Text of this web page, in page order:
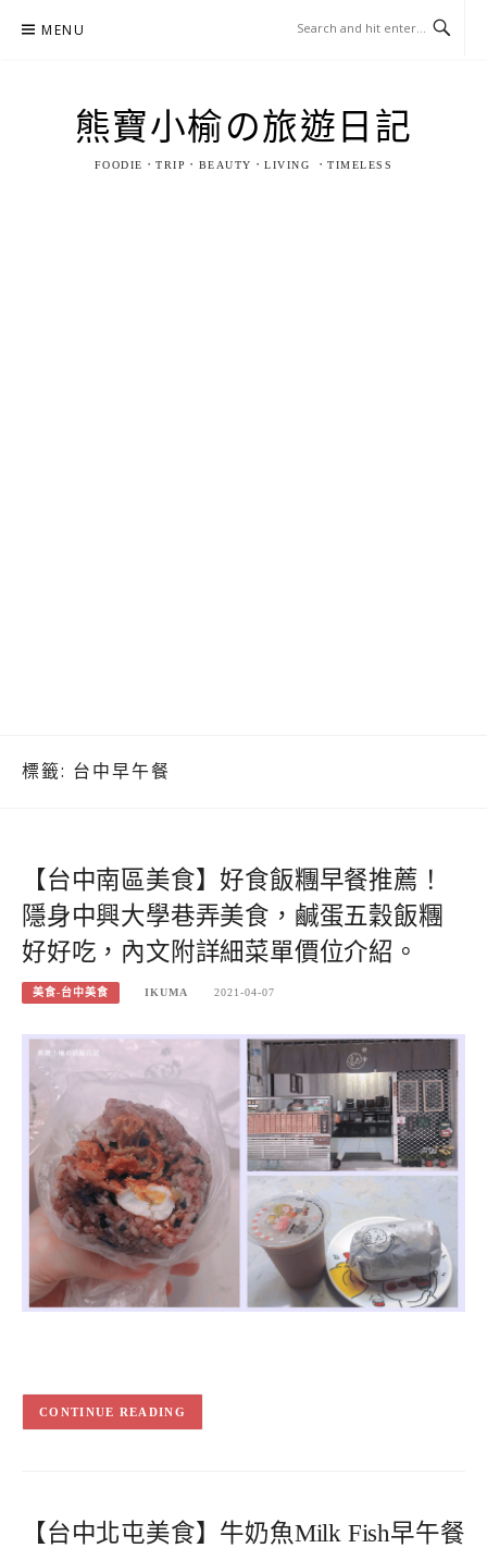
MENU
熊寶小榆の旅遊日記
FOODIE．TRIP．BEAUTY．LIVING ．TIMELESS
標籤: 台中早午餐
【台中南區美食】好食飯糰早餐推薦！
隱身中興大學巷弄美食，鹹蛋五穀飯糰
好好吃，內文附詳細菜單價位介紹。
美食-台中美食 IKUMA 2021-04-07
CONTINUE READING
【台中北屯美食】牛奶魚Milk Fish早午餐